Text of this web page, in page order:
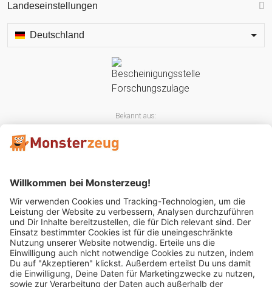
Landeseinstellungen
Deutschland
Bekannt aus:
Mitglied im: